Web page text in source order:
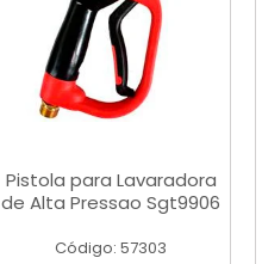
Pistola para Lavaradora
de Alta Pressao Sgt9906
Código: 57303